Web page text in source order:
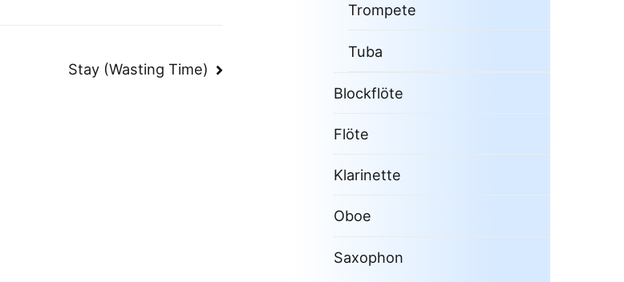
Stay (Wasting Time)
Trompete
Tuba
Blockflöte
Flöte
Klarinette
Oboe
Saxophon